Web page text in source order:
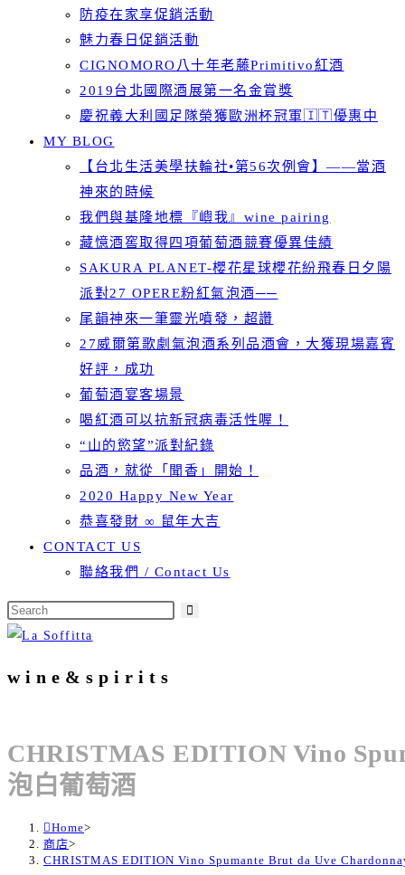
防疫在家享促銷活動
魅力春日促銷活動
CIGNOMORO八十年老藤Primitivo紅酒
2019台北國際酒展第一名金賞獎
慶祝義大利國足隊榮獲歐洲杯冠軍🇮🇹優惠中
MY BLOG
【台北生活美學扶輪社•第56次例會】——當酒
神來的時候
我們與基隆地標『嶼我』wine pairing
藏憶酒窖取得四項葡萄酒競賽優異佳績
SAKURA PLANET-櫻花星球櫻花紛飛春日夕陽
派對27 OPERE粉紅氣泡酒──
尾韻神來一筆靈光噴發，超讚
27威爾第歌劇氣泡酒系列品酒會，大獲現場嘉賓
好評，成功
葡萄酒宴客場景
喝紅酒可以抗新冠病毒活性喔！
“山的慾望”派對紀錄
品酒，就從「聞香」開始！
2020 Happy New Year
恭喜發財 ∞ 鼠年大吉
CONTACT US
聯絡我們 / Contact Us
wine&spirits
CHRISTMAS EDITION Vino
泡白葡萄酒
Home>
商店>
CHRISTMAS EDITION Vino Spumante Brut da Uve